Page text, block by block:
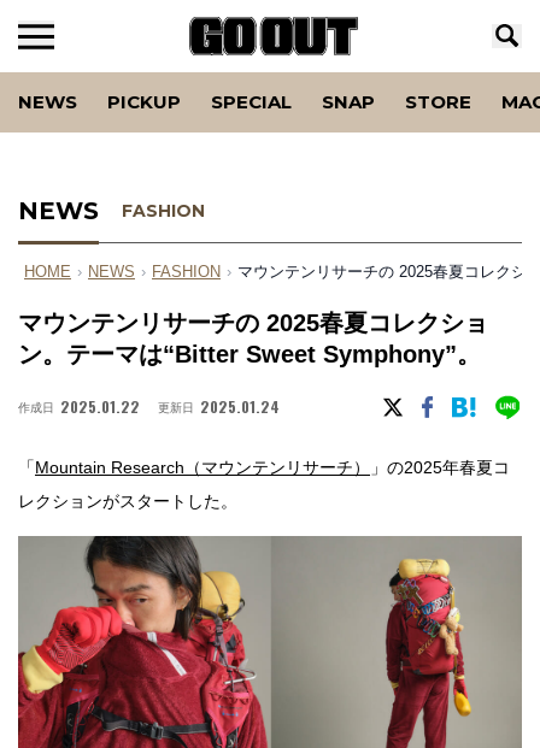
NEWS PICKUP SPECIAL SNAP STORE
NEWS FASHION
HOME › NEWS › FASHION › マウンテンリサーチの 2025春夏コレクシ
マウンテンリサーチの 2025春夏コレクショ
ン。テーマは“Bitter Sweet Symphony”。
作成日 2025.01.22 更新日 2025.01.24
「Mountain Research（マウンテンリサーチ）
」の2025年春夏コ
レクションがスタートした。